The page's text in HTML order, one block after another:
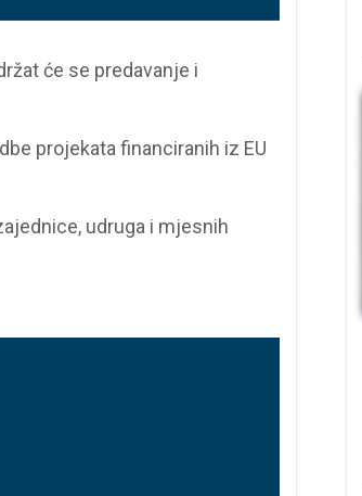
će se predavanje i
projekata financiranih iz EU
udruga i mjesnih